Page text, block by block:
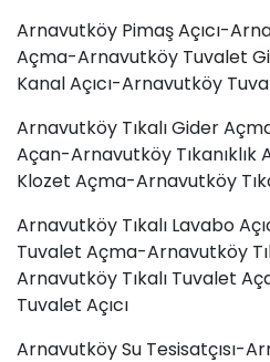
Arnavutköy PimaşAçıcı-
Açma-Arnavutköy Tuvalet
Kanal Açıcı-Arnavutköy
Arnavutköy Tıkalı Gider
Açan-Arnavutköy Tıkanıklık
Klozet Açma-Arnavutköy
Arnavutköy Tıkalı Lavabo
Tuvalet Açma-Arnavutköy
Arnavutköy Tıkalı Tuvalet
Tuvalet Açıcı
Arnavutköy Su Tesisatçısı-